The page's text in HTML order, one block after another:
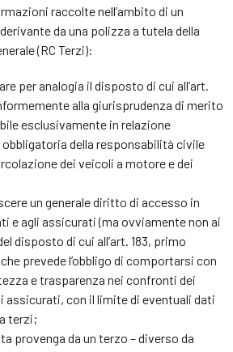
raccolte nell’ambito di un
da una polizza a tutela della
(RC Terzi):
per analogia il disposto di cui all’art.
alla giurisprudenza di merito
esclusivamente in relazione
obbligatoria della responsabilità civile
dei veicoli a motore e dei
un generale diritto di accesso in
e agli assicurati (ma ovviamente non ai
disposto di cui all’art. 183, primo
prevede l’obbligo di comportarsi con
e trasparenza nei confronti dei
assicurati, con il limite di eventuali dati
terzi;
provenga da un terzo – diverso da